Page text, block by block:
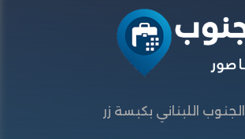
اللبناني بكبسة زر